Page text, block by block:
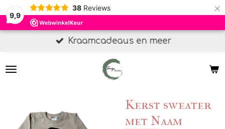
9,9
38 Reviews ×
Kraamcadeaus en meer
Kerst sweater
met Naam